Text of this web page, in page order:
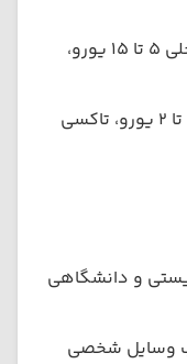
خوراک و نوشیدنی: غذا در رستوران محلی ۵ تا ۱۵ یورو،
حمل‌ونقل: مترو و اتوبوس شهری ۰.۵ تا ۲ یورو، تاکسی
و دانشگاهی
وسایل شخصی